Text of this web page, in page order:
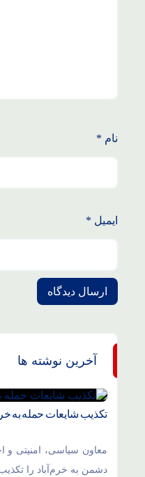
نام *
ایمیل *
آخرین نوشته ها
تکذیب شایعات حمله به
معاون سیاسی، امنیتی و
دشمن به خرم‌آباد را